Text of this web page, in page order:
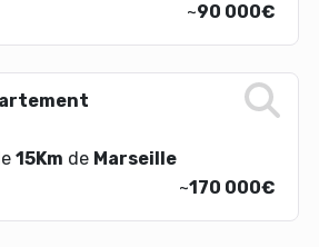
~90 000€
15Km de Marseille
~170 000€